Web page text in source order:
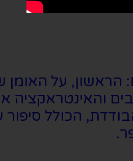
על האומן
והאינטראקציה
הכולל סיפור